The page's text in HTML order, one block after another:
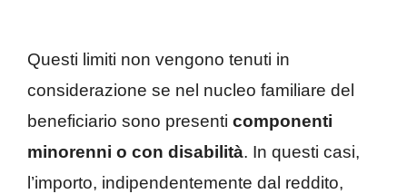
Questi limiti non vengono tenuti in
considerazione se nel nucleo familiare del
beneficiario sono presenti componenti
minorenni o con disabilità. In questi casi,
l’importo, indipendentemente dal reddito,